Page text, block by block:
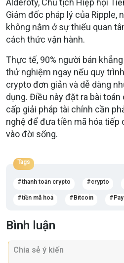
Alderoty, Chủ tịch Hiệp hội
Giám đốc pháp lý của Ripple,
không nằm ở sự thiếu quan
cách thức vận hành.
Thực tế, 90% người bán
thử nghiệm ngay nếu quy
crypto đơn giản và dễ dàng
dụng. Điều này đặt ra bài
cấp giải pháp tài chính cần
nghệ để đưa tiền mã hóa tiếp
vào đời sống.
Tags
thanh toán crypto crypto
tiền mã hoá Bitcoin
Bình luận